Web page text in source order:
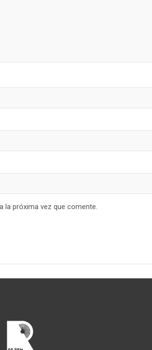
la próxima vez que comente.